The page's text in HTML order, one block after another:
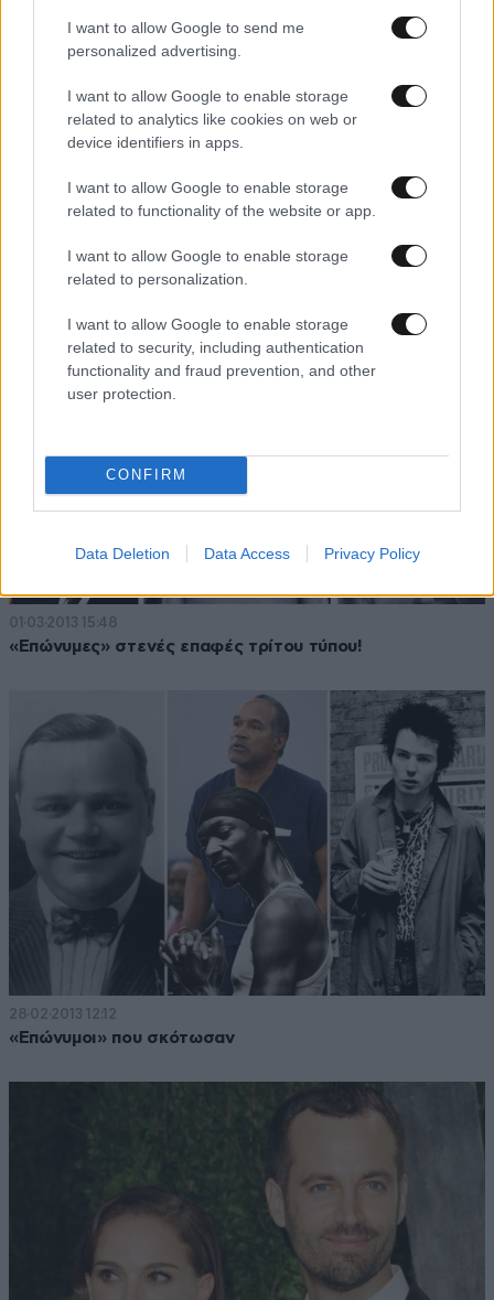
I want to allow Google to send me
personalized advertising.
I want to allow Google to enable storage
related to analytics like cookies on web or
device identifiers in apps.
I want to allow Google to enable storage
related to functionality of the website or app.
I want to allow Google to enable storage
related to personalization.
I want to allow Google to enable storage
related to security, including authentication
functionality and fraud prevention, and other
user protection.
CONFIRM
Data Deletion Data Access Privacy Policy
Επώνυμοι στην πασαρέλα
01·03·2013 15:48
«Επώνυμες» στενές επαφές τρίτου τύπου!
28·02·2013 12:12
«Επώνυμοι» που σκότωσαν